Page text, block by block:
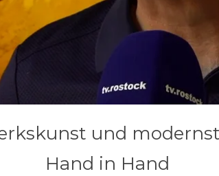
und
Hand in Hand